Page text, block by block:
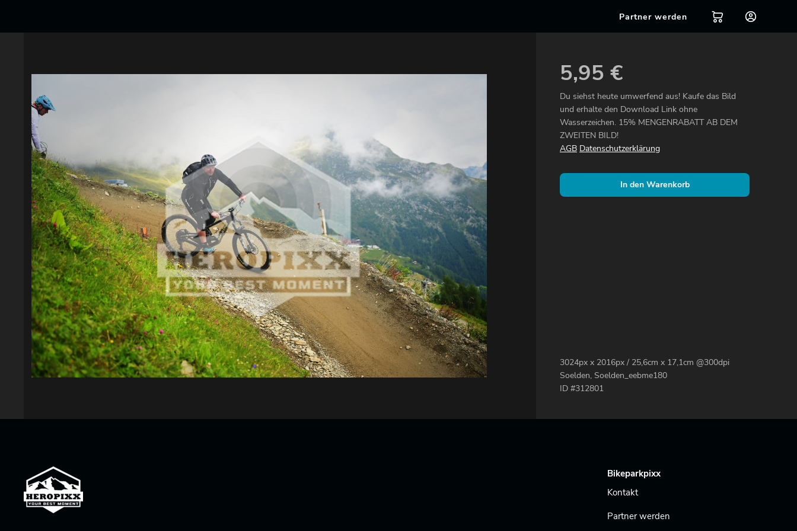
Partner werden
5,95 €
Du siehst heute umwerfend aus! Kaufe das Bild
und erhalte den Download Link ohne
Wasserzeichen. 15% MENGENRABATT AB DEM
ZWEITEN BILD!
AGB Datenschutzerklärung
In den Warenkorb
3024px x 2016px / 25,6cm x 17,1cm @300dpi
Soelden, Soelden_eebme180
ID #312801
Bikeparkpixx
Kontakt
Partner werden